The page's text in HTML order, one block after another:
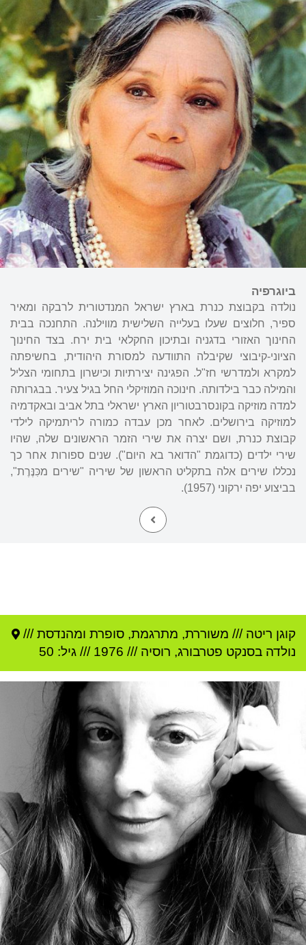
ביוגרפיה
נולדה בקבוצת כנרת בארץ ישראל המנדטורית לרבקה ומאיר
ספיר, חלוצים שעלו בעלייה השלישית מווילנה. התחנכה בבית
החינוך האזורי בדגניה ובתיכון החקלאי בית ירח. בצד החינוך
הציוני-קיבוצי שקיבלה התוודעה למסורת היהודית, בחשיפתה
למקרא ולמדרשי חז"ל. הפגינה יצירתיות וכישרון בתחומי הצליל
והמילה כבר בילדותה. חינוכה המוזיקלי החל בגיל צעיר. בבגרותה
למדה מוזיקה בקונסרבטוריון הארץ ישראלי בתל אביב ובאקדמיה
למוזיקה בירושלים. לאחר מכן עבדה כמורה לריתמיקה לילדי
קבוצת כנרת, ושם יצרה את שירי הזמר הראשונים שלה, שהיו
שירי ילדים (כדוגמת "הדואר בא היום"). שנים ספורות אחר כך
נכללו שירים אלה בתקליט הראשון של שיריה "שירים מכִּנֶּרֶת",
בביצוע יפה ירקוני (1957).
קוגן ריטה /// משוררת, מתרגמת, סופרת ומהנדסת ///
נולדה בסנקט פטרבורג, רוסיה ///
1976 /// גיל: 50